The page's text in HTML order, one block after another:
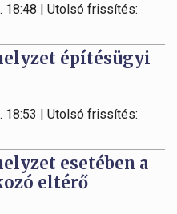
18:48 | Utolsó frissítés:
építésügyi
18:53 | Utolsó frissítés:
esetében a
eltérő